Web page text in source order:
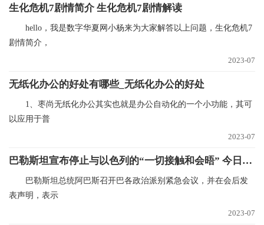
生化危机7剧情简介 生化危机7剧情解读
hello，我是数字华夏网小杨来为大家解答以上问题，生化危机7
剧情简介，
2023-07
无纸化办公的好处有哪些_无纸化办公的好处
1、枣尚无纸化办公其实也就是办公自动化的一个小功能，其可
以应用于普
2023-07
巴勒斯坦宣布停止与以色列的“一切接触和会晤” 今日热讯
巴勒斯坦总统阿巴斯召开巴各政治派别紧急会议，并在会后发
表声明，表示
2023-07